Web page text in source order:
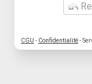
CGU - Confidentialité-